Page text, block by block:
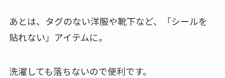
あとは、タグのない洋服や靴下など、「シールを
貼れない」アイテムに。
洗濯しても落ちないので便利です。